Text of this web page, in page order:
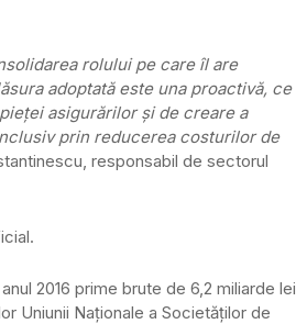
rolului pe care îl are
adoptată este una proactivă, ce
asigurărilor şi de creare a
prin reducerea costurilor de
responsabil de sectorul
2016 prime brute de 6,2 miliarde lei
Uniunii Naţionale a Societăţilor de